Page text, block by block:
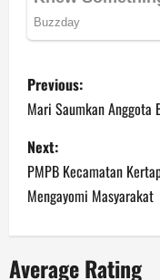
P
o
s
t
n
a
Previous:
Mari Saumkan Anggota
Next:
PMPB Kecamatan
Mengayomi Masyarakat
Average Rating